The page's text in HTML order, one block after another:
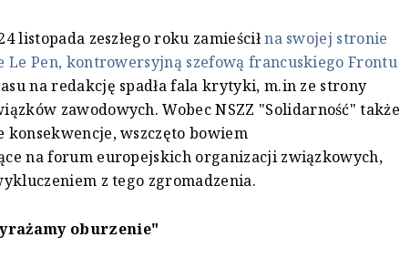
listopada zeszłego roku zamieściłna swojej stronie
Pen, kontrowersyjną szefową francuskiego Frontu
na redakcję spadła fala krytyki, m.in ze strony
zawodowych. Wobec NSZZ "Solidarność" także
konsekwencje, wszczęto bowiem
na forum europejskich organizacji związkowych,
z tego zgromadzenia.
oburzenie"